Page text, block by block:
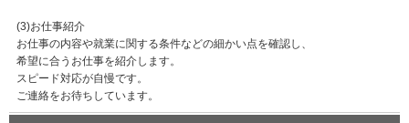
(3)お仕事紹介
お仕事の内容や就業に関する条件などの細かい点を確認し、
希望に合うお仕事を紹介します。
スピード対応が自慢です。
ご連絡をお待ちしています。